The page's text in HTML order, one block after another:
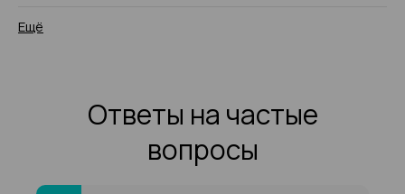
Ещё
Ответы на частые
вопросы